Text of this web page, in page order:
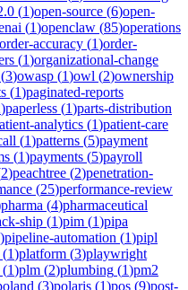
(1)open-source (6)open-
(1)openclaw (85)operations
order-accuracy (1)order-
(1)organizational-change
(3)owasp (1)owl (2)ownership
(1)paginated-reports
)paperless (1)parts-distribution
analytics (1)patient-care
(1)patterns (5)payment
(1)payments (5)payroll
2)peachtree (2)penetration-
(25)performance-review
pharma (4)pharmaceutical
ship (1)pim (1)pipa
)pipeline-automation (1)pipl
(1)platform (3)playwright
(1)plm (2)plumbing (1)pm2
(3)polaris (1)pos (9)post-